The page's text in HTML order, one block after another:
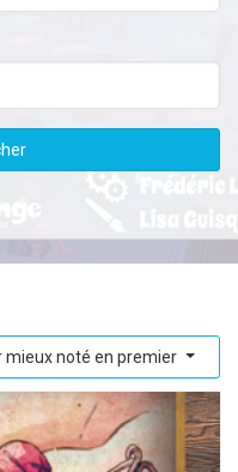
mieux noté en premier